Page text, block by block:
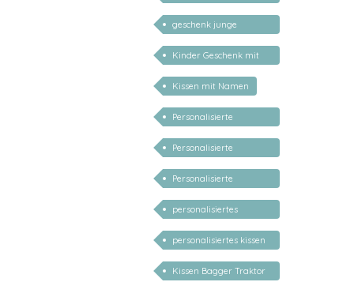
2 Jahre / 3 Jahre
geschenk junge
mädchen
Kinder Geschenk mit
Namen
Kissen mit Namen
Personalisierte
Geschenke Baby Junge
Personalisierte
Geschenke Geburt
Taufe
Personalisierte
Kindergeschenke
personalisiertes
Kinderkissen
personalisiertes kissen
mit namen
Kissen Bagger Traktor